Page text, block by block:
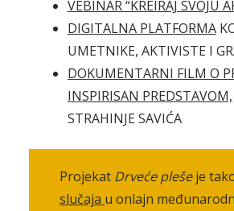
VEBINAR “KREIRAJ SVOJU
DIGITALNA PLATFORMA
UMETNIKE, AKTIVISTE I
DOKUMENTARNI FILM O
INSPIRISAN PREDSTAVOM,
STRAHINJE SAVIĆA
Projekat Drveće plešeje
slučaja u onlajn